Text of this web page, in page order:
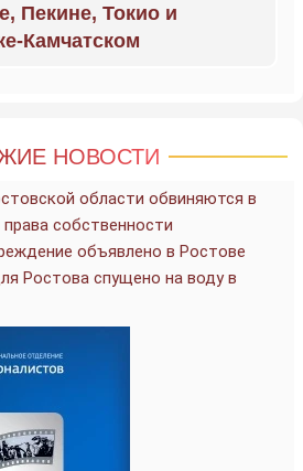
Пекине, Токио и
Камчатском
НОВОСТИ
области обвиняются в
собственности
объявлено в Ростове
Ростова спущено на воду в